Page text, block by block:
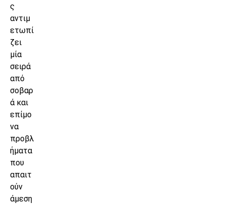
ς
αντιμ
ετωπί
ζει
μία
σειρά
από
σοβαρ
ά και
επίμο
να
προβλ
ήματα
που
απαιτ
ούν
άμεση